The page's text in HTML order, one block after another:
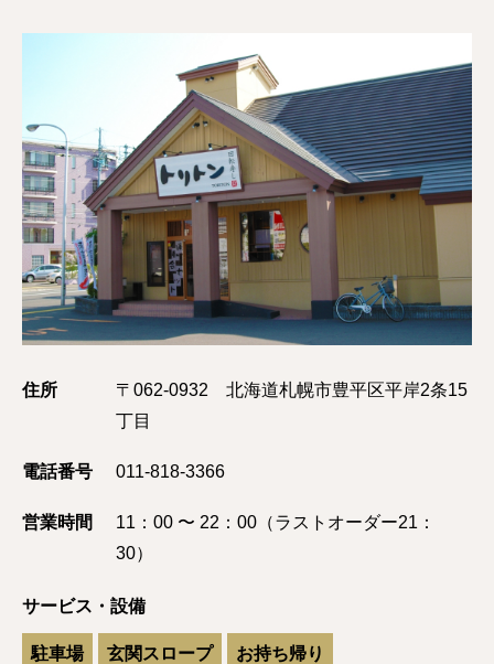
住所
〒062-0932 北海道札幌市豊平区平岸2条15
丁目
電話番号 011-818-3366
営業時間
11：00 〜 22：00（ラストオーダー21：
30）
サービス・設備
駐車場 玄関スロープ お持ち帰り